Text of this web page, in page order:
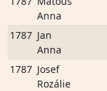
Anna
1787 Jan
Anna
1787 Josef
Rozálie